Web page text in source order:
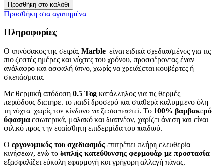
Προσθήκη στο καλάθι
Προσθήκη στα αγαπημένα
Πληροφορίες
Ο υπνόσακος της σειράς Marble είναι ειδικά σχεδιασμένος για τις
πιο ζεστές ημέρες και νύχτες του χρόνου, προσφέροντας έναν
ανάλαφρο και ασφαλή ύπνο, χωρίς να χρειάζεται κουβέρτες ή
σκεπάσματα.
Με θερμική απόδοση 0.5 Tog κατάλληλος για τις θερμές
περιόδους διατηρεί το παιδί δροσερό και σταθερά καλυμμένο όλη
τη νύχτα, χωρίς τον κίνδυνο να ξεσκεπαστεί. Το 100% βαμβακερό
ύφασμα εσωτερικά, μαλακό και διαπνέον, χαρίζει άνεση και είναι
φιλικό προς την ευαίσθητη επιδερμίδα του παιδιού.
Ο εργονομικός του σχεδιασμός επιτρέπει πλήρη ελευθερία
κινήσεων, ενώ το διπλής κατεύθυνσης φερμουάρ με προστασία
εξασφαλίζει εύκολη εφαρμογή και γρήγορη αλλαγή πάνας.